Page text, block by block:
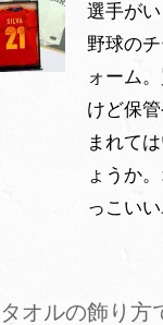
選手が
野球の
ォーム
けど保
まれて
ょうか
っこい
タオルの飾り方